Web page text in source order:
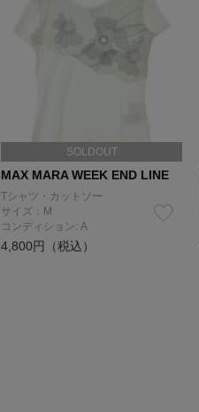
SOLDOUT
MAX MARA WEEK END LINE
Tシャツ・カットソー
サイズ：M
コンディション: A
4,800円（税込）